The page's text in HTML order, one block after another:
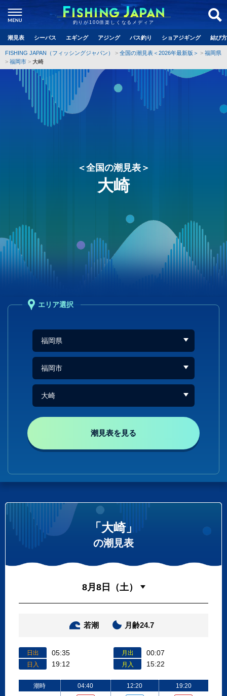
釣りが100倍楽しくなるメディア
潮見表 シーバス エギング アジング バス釣り ショアジギング 結び
FISHING JAPAN（フィッシングジャパン） 全国の潮見表＜2026年最新版＞
福岡県
福岡市
大崎
＜全国の潮見表＞
大崎
エリア選択
潮見表を見る
「大崎」
の潮見表
若潮 月齢24.7
日出 05:35
日入 19:12
月出 00:07
月入 15:22
潮時 04:40 12:20 19:20